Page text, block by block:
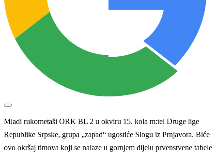
Mladi rukometaši ORK BL 2 u okviru 15. kola m:tel Druge lige
Republike Srpske, grupa „zapad“ ugostiće Slogu iz Prnjavora. Biće
ovo okršaj timova koji se nalaze u gornjem dijelu prvenstvene tabele